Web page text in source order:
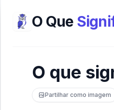
O Que
O que
Partilhar como imagem